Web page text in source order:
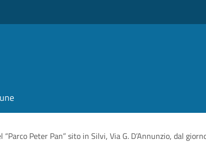
“Parco Peter Pan” sito in Silvi, Via G. D’Annunzio, dal